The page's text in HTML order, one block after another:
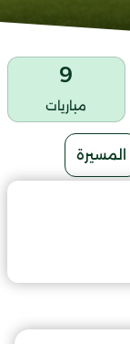
9
مباريات
المسيرة